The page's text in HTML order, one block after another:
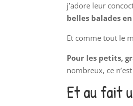
j’adore leur
belles balades
Et comme tout le
Pour les petits,
nombreux, ce
Et au fait